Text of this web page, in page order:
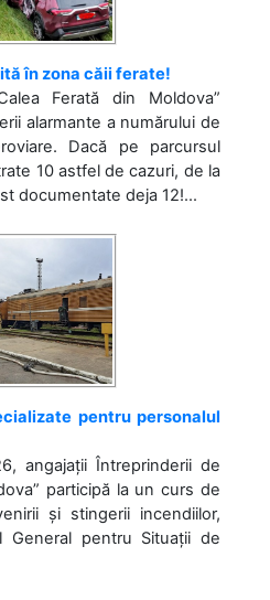
în zona căii ferate!
Ferată din Moldova”
alarmante a numărului de
Dacă pe parcursul
10 astfel de cazuri, de la
documentate deja 12!...
pentru personalul
angajații Întreprinderii de
participă la un curs de
și stingerii incendiilor,
General pentru Situații de